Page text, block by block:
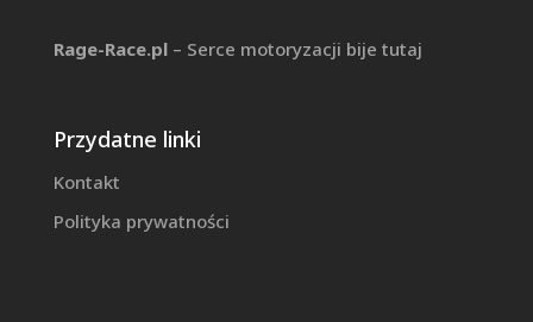
Rage-Race.pl– Serce motoryzacji bije tutaj
Przydatne linki
Kontakt
Polityka prywatności